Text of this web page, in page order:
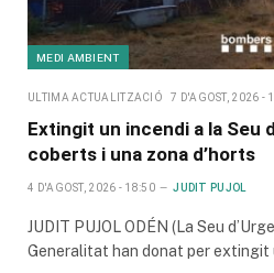
MEDI AMBIENT
ULTIMA ACTUALITZACIÓ 7 D'AGOST, 2026 -
Extingit un incendi a la Seu
coberts i una zona d’horts
4 D'AGOST, 2026 - 18:50 JUDIT PUJOL
JUDIT PUJOL ODÉN (La Seu
Generalitat han donat per extingit